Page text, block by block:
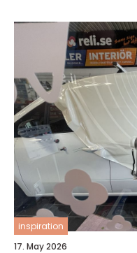
inspiration
17. May 2026